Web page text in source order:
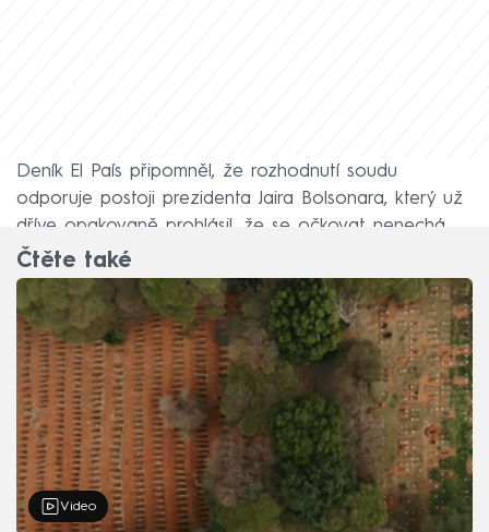
Deník El País připomněl, že rozhodnutí soudu
odporuje postoji prezidenta Jaira Bolsonara, který už
dříve opakovaně prohlásil, že se očkovat nenechá.
Čtěte také
Video